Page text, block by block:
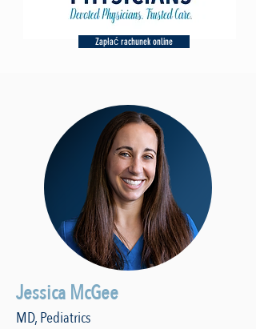
Zapłać rachunek online
Jessica McGee
MD, Pediatrics